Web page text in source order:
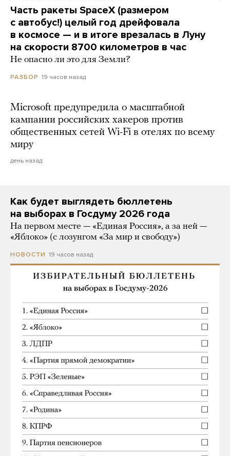
Часть ракеты SpaceX (размером
с автобус!) целый год дрейфовала
в космосе — и в итоге врезалась в Луну
на скорости 8700 километров в час
Не опасно ли это для Земли?
РАЗБОР 19 часов назад
Microsoft предупредила о масштабной
кампании российских хакеров против
общественных сетей Wi-Fi в отелях по всему
миру
день назад
Как будет выглядеть бюллетень
на выборах в Госдуму 2026 года
На первом месте — «Единая Россия», а за ней —
«Яблоко» (с лозунгом «За мир и свободу»)
НОВОСТИ 19 часов назад